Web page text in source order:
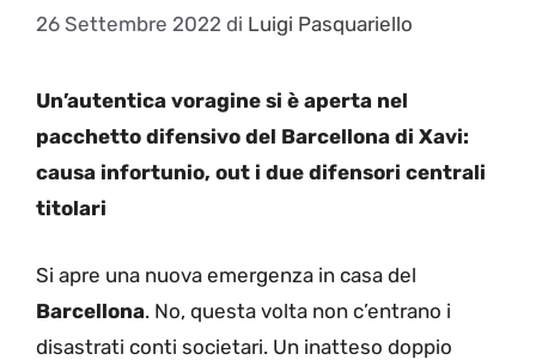
26 Settembre 2022 di Luigi Pasquariello
Un’autentica voragine si è aperta nel
pacchetto difensivo del Barcellona di Xavi:
causa infortunio, out i due difensori centrali
titolari
Si apre una nuova emergenza in casa del
Barcellona. No, questa volta non c’entrano i
disastrati conti societari. Un inatteso doppio